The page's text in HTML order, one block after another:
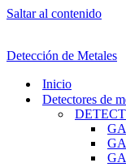
Saltar al contenido
Detección de Metales
Inicio
Detectores de